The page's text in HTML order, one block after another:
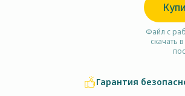
Файл с
скачать
Гарантия